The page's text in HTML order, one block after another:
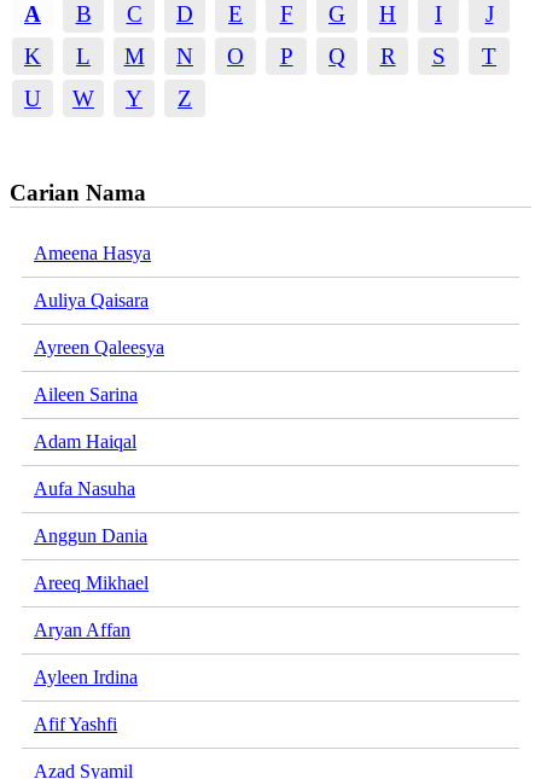
A B C D E F G H I
J
K
L M N O P Q R S
T
U
W Y Z
Carian Nama
Ameena Hasya
Auliya Qaisara
Ayreen Qaleesya
Aileen Sarina
Adam Haiqal
Aufa Nasuha
Anggun Dania
Areeq Mikhael
Aryan Affan
Ayleen Irdina
Afif Yashfi
Azad Syamil